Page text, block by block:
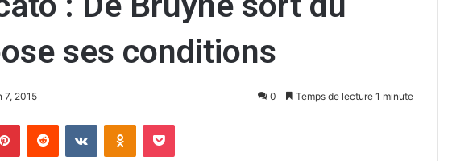
ses conditions
7, 2015 0 Temps de lecture 1 minute